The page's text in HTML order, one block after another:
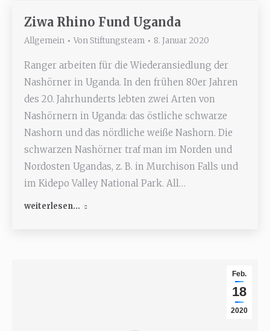
Ziwa Rhino Fund Uganda
Allgemein Von Stiftungsteam 8. Januar 2020
Ranger arbeiten für die Wiederansiedlung der
Nashörner in Uganda. In den frühen 80er Jahren
des 20. Jahrhunderts lebten zwei Arten von
Nashörnern in Uganda: das östliche schwarze
Nashorn und das nördliche weiße Nashorn. Die
schwarzen Nashörner traf man im Norden und
Nordosten Ugandas, z. B. in Murchison Falls und
im Kidepo Valley National Park. All…
weiterlesen...
Feb.
18
2020